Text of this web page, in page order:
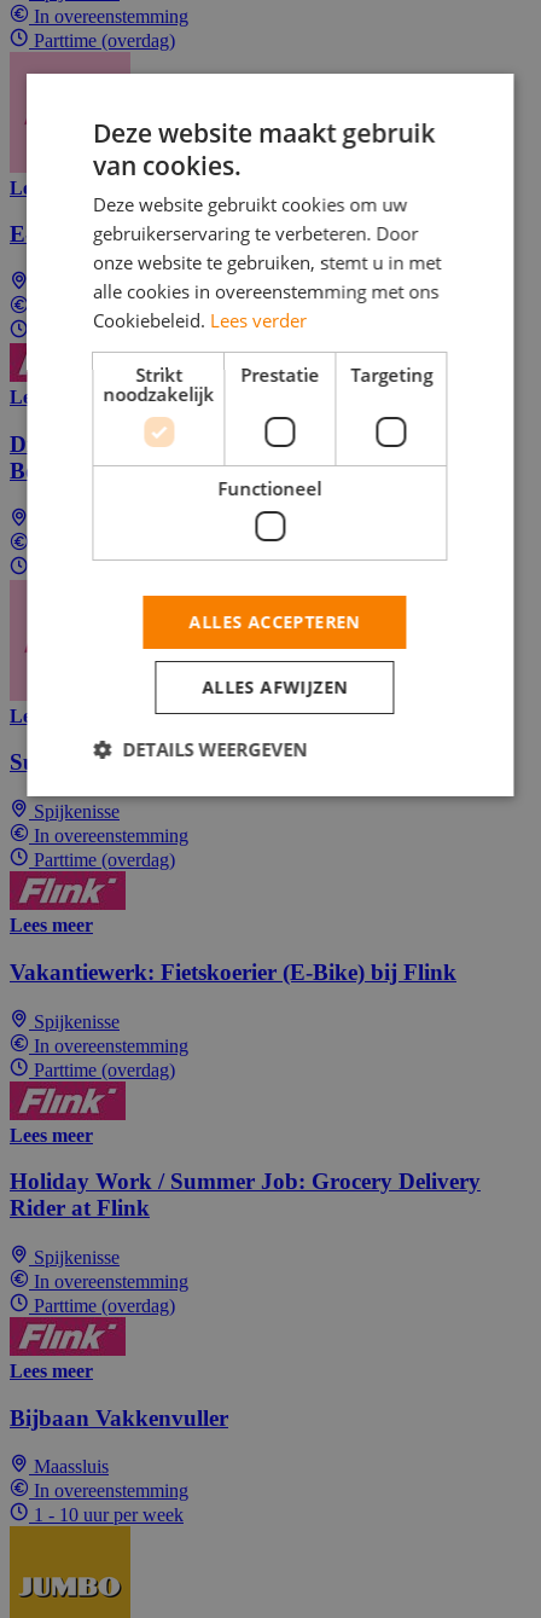
In overeenstemming
Parttime (overdag)
Lees meer
E-Bike Grocery Rider – Flink (Flexible Shifts)
Spijkenisse
Parttime (overdag)
Lees meer
Direct Start: Fietskoerier (E-Bike) voor Flink
Boodschappenbezorging
Lees meer
Summer Job: E-Bike / Scooter Rider at Flink
Spijkenisse
In overeenstemming
Parttime (overdag)
Lees meer
Vakantiewerk: Fietskoerier (E-Bike) bij Flink
Spijkenisse
In overeenstemming
Parttime (overdag)
Lees meer
Holiday Work / Summer Job: Grocery Delivery
Rider at Flink
Spijkenisse
In overeenstemming
Parttime (overdag)
Lees meer
Bijbaan Vakkenvuller
Maassluis
In overeenstemming
1 - 10 uur per week
Deze website maakt gebruik
van cookies.
Deze website gebruikt cookies om uw
gebruikerservaring te verbeteren. Door
onze website te gebruiken, stemt u in met
alle cookies in overeenstemming met ons
Cookiebeleid. Lees verder
Strikt
noodzakelijk
Prestatie Targeting
Functioneel
ALLES ACCEPTEREN
ALLES AFWIJZEN
DETAILS WEERGEVEN